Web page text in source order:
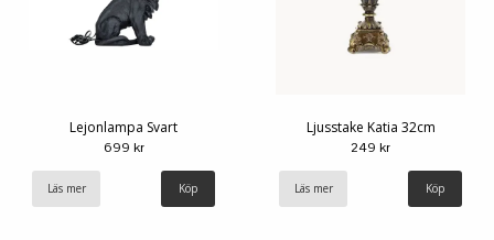
Lejonlampa Svart
699 kr
Läs mer
Ljusstake Katia 32cm
249 kr
Läs mer